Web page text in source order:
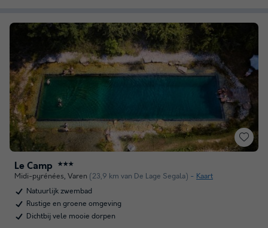
Le Camp ★★★
Midi-pyrénées, Varen (23,9 km van De Lage Segala)
Kaart
Natuurlijk zwembad
Rustige en groene omgeving
Dichtbij vele mooie dorpen